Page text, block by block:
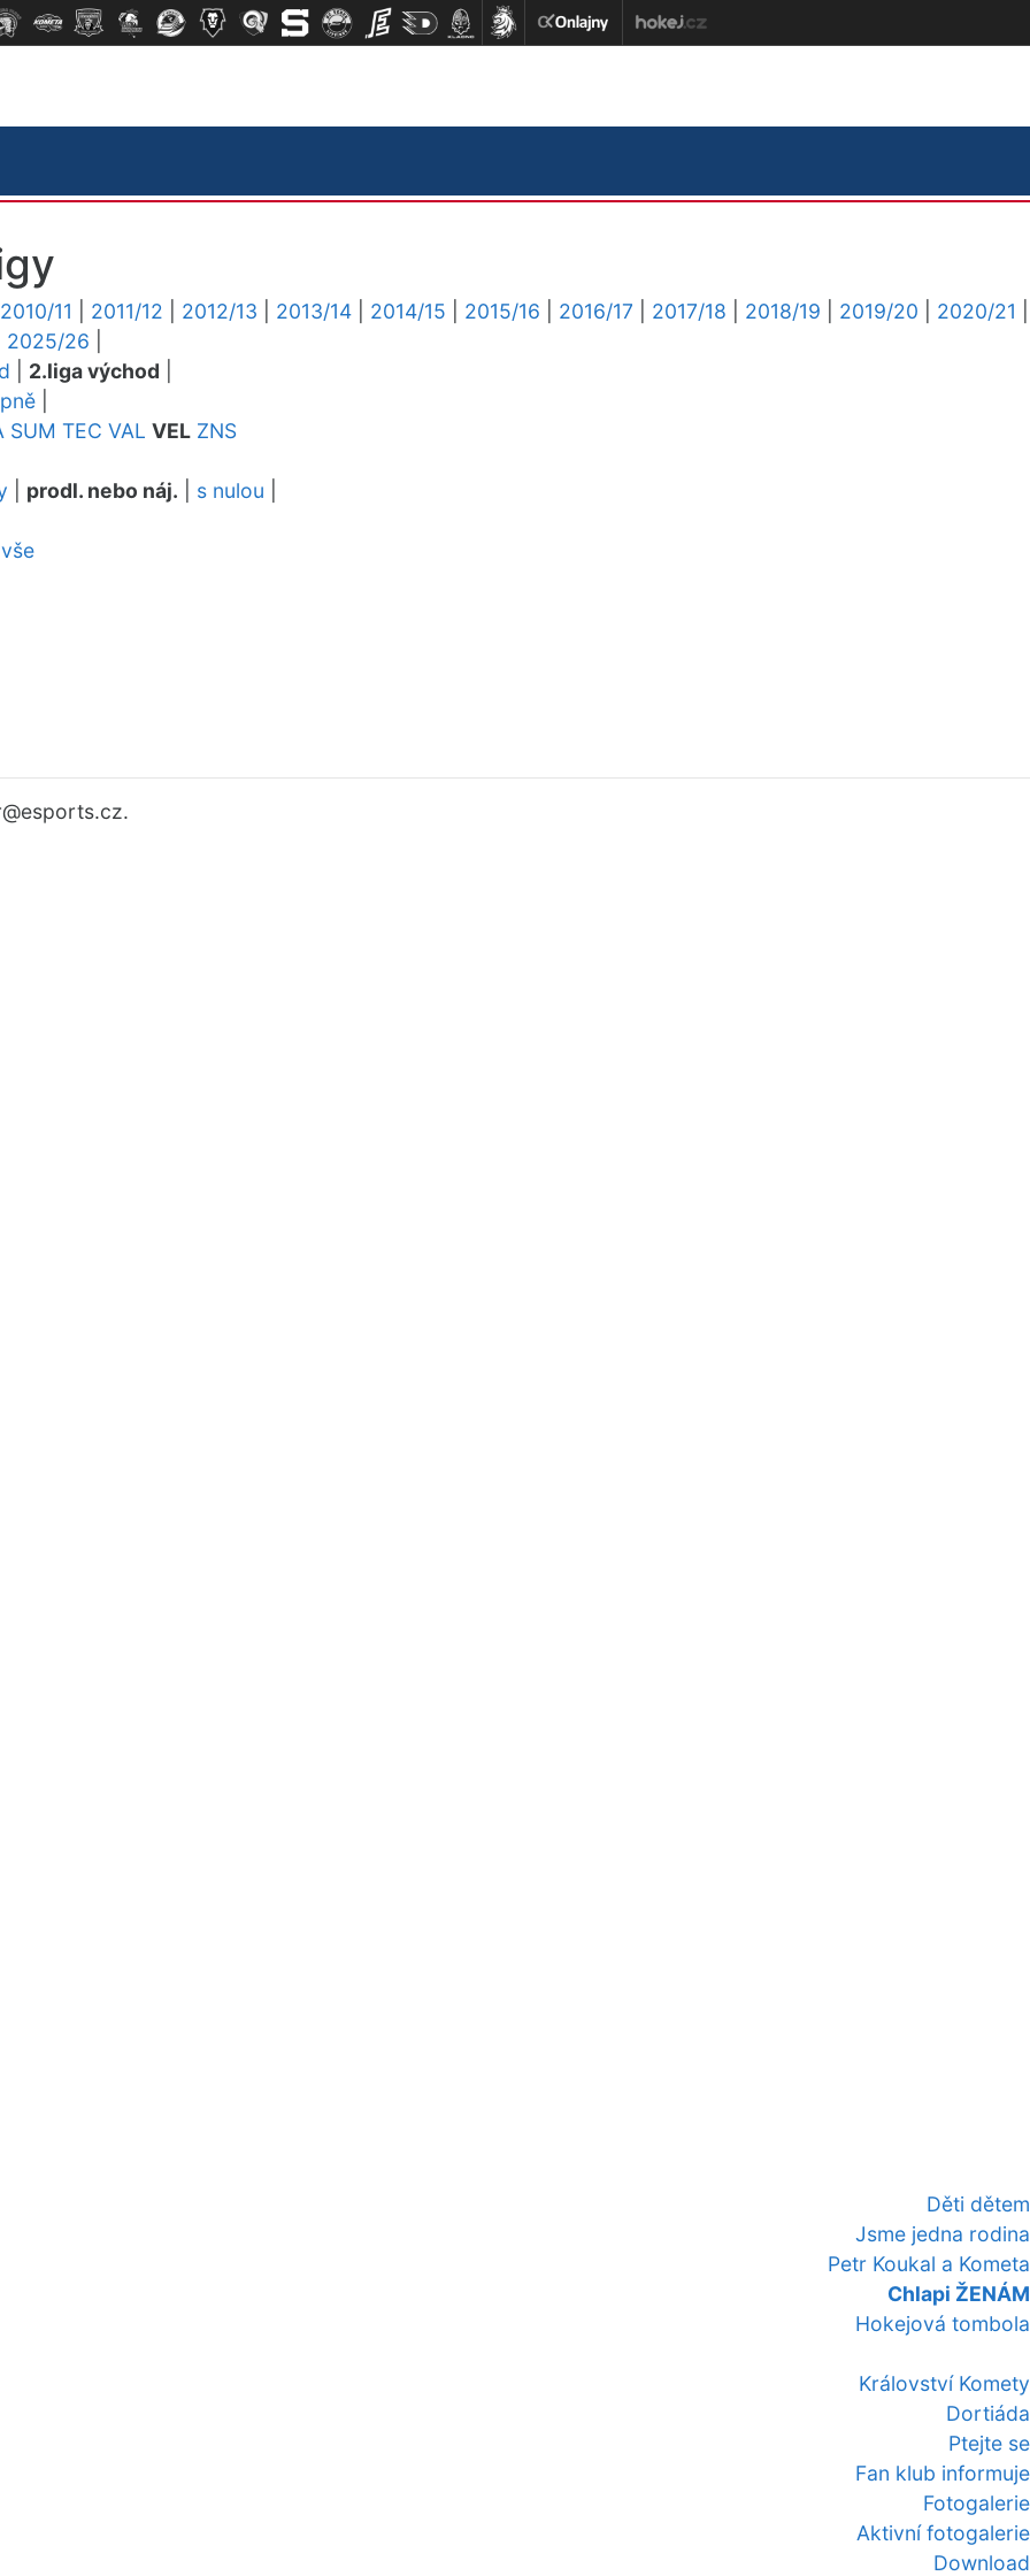
Děti dětem
Jsme jedna rodina
Petr Koukal a Kometa
Chlapi ŽENÁM
Hokejová tombola
Království Komety
Dortiáda
Ptejte se
Fan klub informuje
Fotogalerie
Aktivní fotogalerie
Download
2010/11 2011/12 2012/13 2013/14 2014/15 2015/16 2016/17 2017/18 2018/19 2019/20 2020/21
2025/26
2.liga východ
SUM TEC VAL VEL ZNS
prodl. nebo náj. s nulou
@esports.cz.